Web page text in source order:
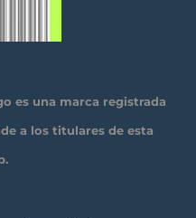
es una marca registrada
a los titulares de esta